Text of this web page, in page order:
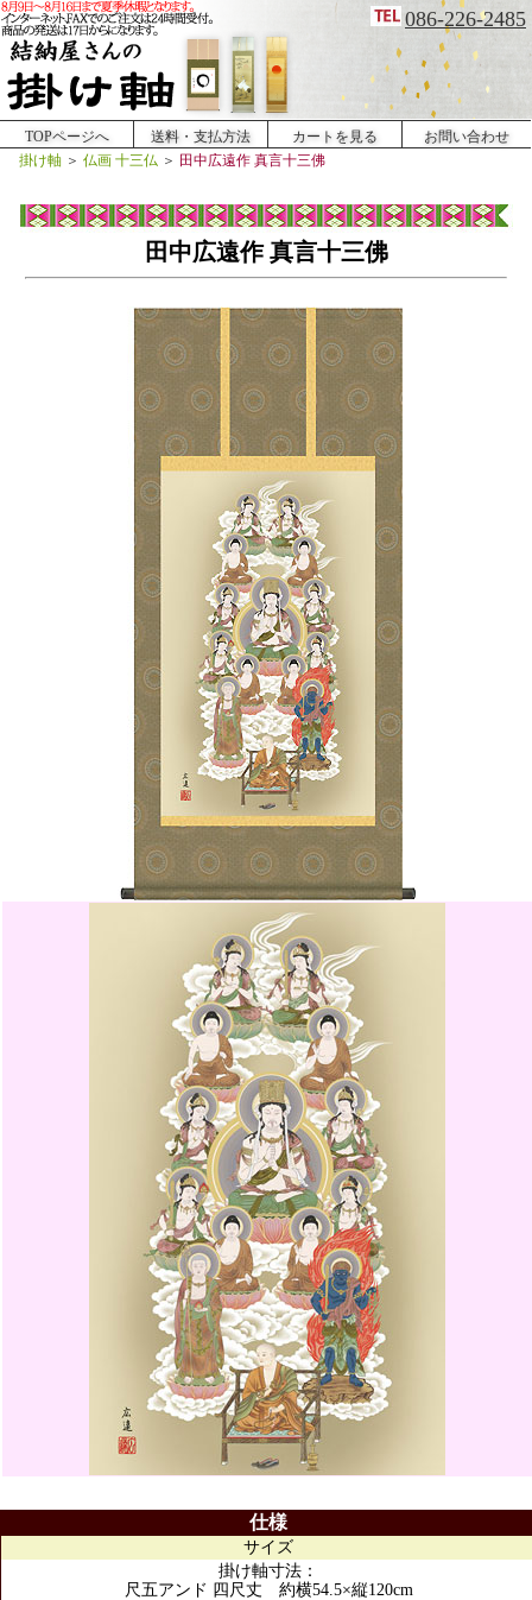
086-226-2485
TOPページへ 送料・支払方法 カートを見る
お問い合わせ
掛け軸 ＞ 仏画 十三仏 ＞ 田中広遠作 真言十三佛
田中広遠作 真言十三佛
仕様
サイズ
掛け軸寸法：
尺五アンド 四尺丈 約横54.5×縦120cm